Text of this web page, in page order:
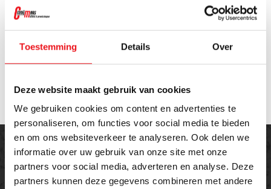
Toestemming Details Over
Deze website maakt gebruik van cookies
We gebruiken cookies om content en advertenties te
personaliseren, om functies voor social media te bieden
en om ons websiteverkeer te analyseren. Ook delen we
informatie over uw gebruik van onze site met onze
partners voor social media, adverteren en analyse. Deze
partners kunnen deze gegevens combineren met andere
Verticale lichte opening:
600 mm
Tafelformaat:
800 x 600 mm
Totale lengte:
1500 mm
Totale breedte:
Totale hoogte:
2700 mm